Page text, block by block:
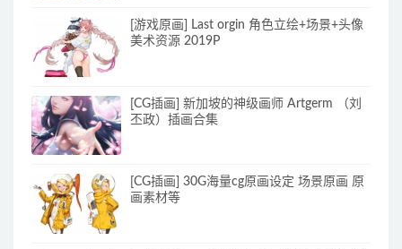
[游戏原画] Last orgin 角色立绘+场景+头像
美术资源 2019P
[CG插画] 新加坡的神级画师 Artgerm （刘
丕政）插画合集
[CG插画] 30G海量cg原画设定 场景原画 原
画素材等